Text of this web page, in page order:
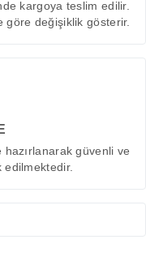
kargoya teslim edilir.
göre değişiklik gösterir.
güvenli ve
edilmektedir.